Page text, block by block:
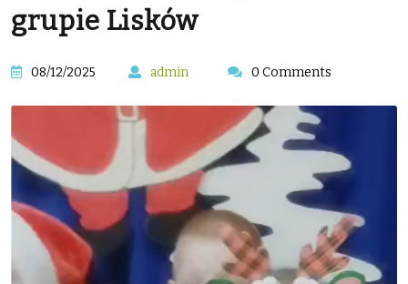
grupie Lisków
08/12/2025 admin 0 Comments